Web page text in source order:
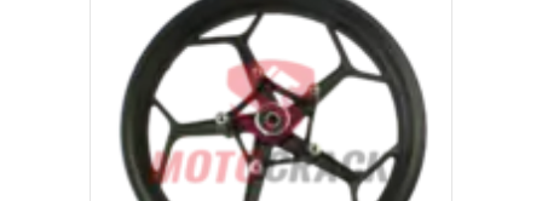
AÑADIR AL CARRITO